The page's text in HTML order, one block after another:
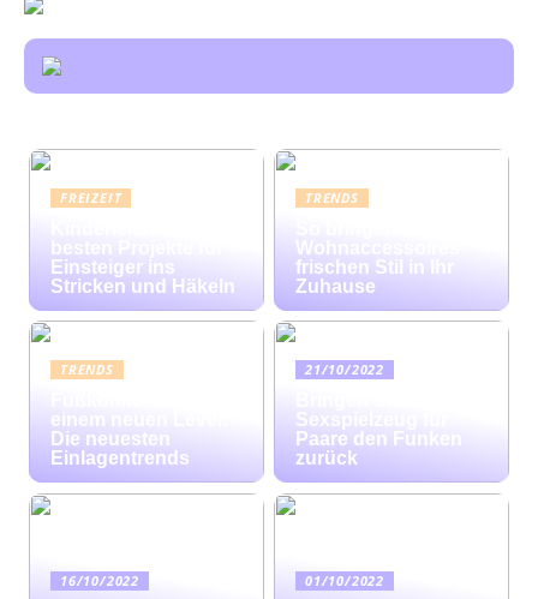
FREIZEIT
besten Projekte für
Einsteiger ins
Stricken und Häkeln
TRENDS
Wohnaccessoires
frischen Stil in Ihr
Zuhause
TRENDS
einem neuen Level:
Die neuesten
Einlagentrends
21/10/2022
Sexspielzeug für
Paare den Funken
zurück
16/10/2022 01/10/2022